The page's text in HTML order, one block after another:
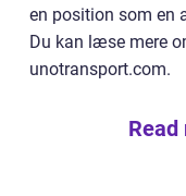
en position som en
Du kan læse mere
unotransport.com.